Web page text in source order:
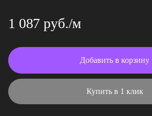
1 087 руб./м
Добавить в корзину
Купить в 1 клик